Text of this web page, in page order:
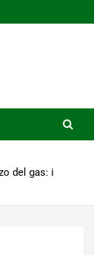
del gas: i